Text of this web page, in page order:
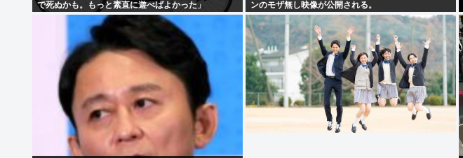
で死ぬかも。もっと素直に遊べばよかった」
ンのモザ無し映像が公開される。